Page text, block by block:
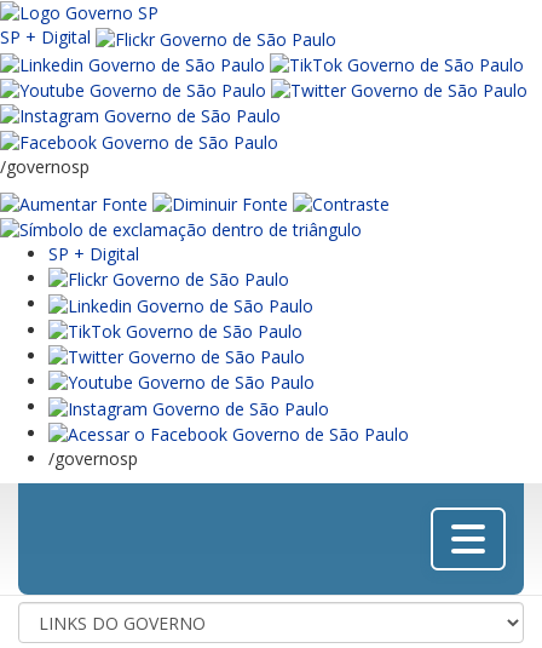
SP + Digital
/governosp
SP + Digital
/governosp
Menu